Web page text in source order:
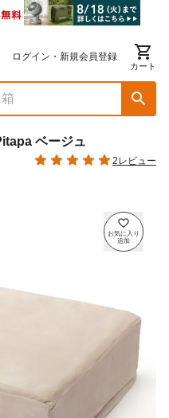
ログイン・新規会員登録
カート
ベージュ
2レビュー